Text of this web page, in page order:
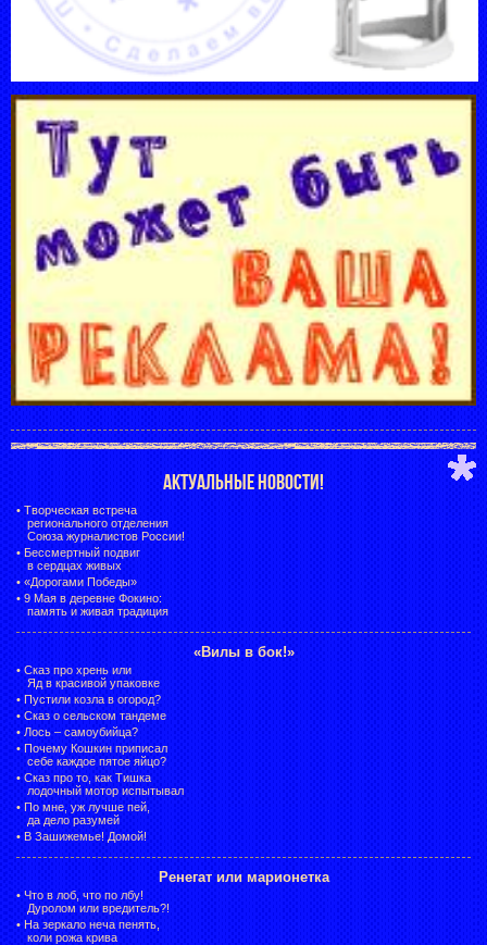
АКТУАЛЬНЫЕ НОВОСТИ!
• Творческая встреча
регионального отделения
Союза журналистов России!
• Бессмертный подвиг
в сердцах живых
• «Дорогами Победы»
• 9 Мая в деревне Фокино:
память и живая традиция
«Вилы в бок!»
• Сказ про хрень или
Яд в красивой упаковке
• Пустили козла в огород?
• Сказ о сельском тандеме
• Лось – самоубийца?
• Почему Кошкин приписал
себе каждое пятое яйцо?
• Сказ про то, как Тишка
лодочный мотор испытывал
• По мне, уж лучше пей,
да дело разумей
• В Зашижемье! Домой!
Ренегат или марионетка
• Что в лоб, что по лбу!
Дуролом или вредитель?!
• На зеркало неча пенять,
коли рожа крива